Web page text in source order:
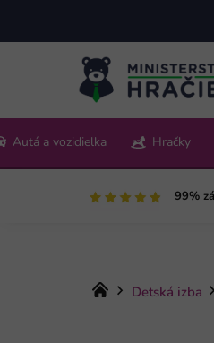
obsah
Pon-Pia 9:00-15:00
Autá a vozidielka Hračky
99%
Domov
Detská izba